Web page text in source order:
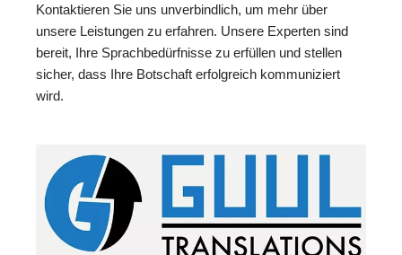
Kontaktieren Sie uns unverbindlich, um mehr über
unsere Leistungen zu erfahren. Unsere Experten sind
bereit, Ihre Sprachbedürfnisse zu erfüllen und stellen
sicher, dass Ihre Botschaft erfolgreich kommuniziert
wird.